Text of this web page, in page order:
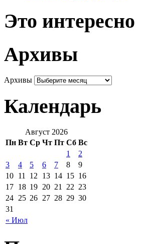
Это интересно
Архивы
Архивы
Календарь
Август 2026
Пн Вт Ср Чт Пт Сб Вс
« Июл
1
2
3
4 5 6 7 8
9
10 11 12 13 14 15 16
17 18 19 20 21 22 23
24 25 26 27 28 29 30
31